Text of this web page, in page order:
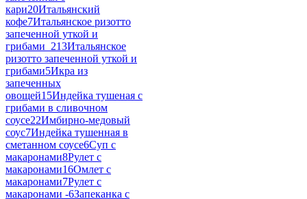
кари20Итальянский
кофе7Итальянское ризотто
запеченной уткой и
грибами_213Итальянское
ризотто запеченной уткой и
грибами5Икра из
запеченных
овощей15Индейка тушеная с
грибами в сливочном
соусе22Имбирно-медовый
соус7Индейка тушенная в
сметанном соусе6Суп с
макаронами8Рулет с
макаронами16Омлет с
макаронами7Рулет с
макаронами -6Запеканка с